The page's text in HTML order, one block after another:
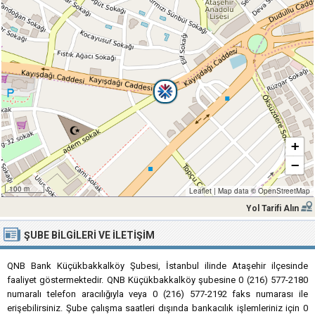
100 m
+
−
Leaflet | Map data ©OpenStreetMap
Yol Tarifi Alın
ŞUBE BILGILERI VE İLETIŞIM
QNB Bank Küçükbakkalköy Şubesi, İstanbul ilinde Ataşehir ilçesinde
faaliyet göstermektedir. QNB Küçükbakkalköy şubesine 0 (216) 577-2180
numaralı telefon aracılığıyla veya 0 (216) 577-2192 faks numarası ile
erişebilirsiniz. Şube çalışma saatleri dışında bankacılık işlemleriniz için 0